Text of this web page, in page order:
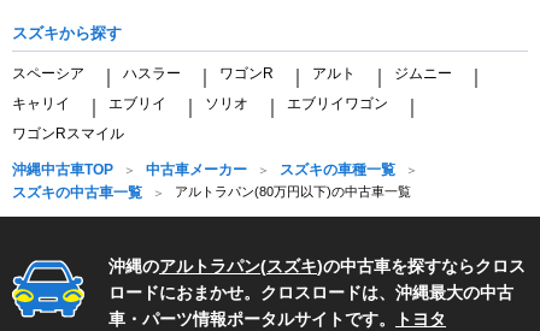
スズキから探す
スペーシア ハスラー ワゴンR アルト ジムニー
キャリイ エブリイ ソリオ エブリイワゴン
ワゴンRスマイル
沖縄中古車TOP 中古車メーカー
スズキの車種一覧
スズキの中古車一覧
アルトラパン(80万円以下)の中古車一覧
沖縄のアルトラパン(スズキ)の中古車を探すならクロス
ロードにおまかせ。クロスロードは、沖縄最大の中古
車・パーツ情報ポータルサイトです。
トヨタ